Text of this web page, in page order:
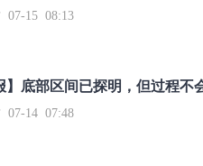
07-15 08:13
】底部区间已探明，但过程不
07-14 07:48